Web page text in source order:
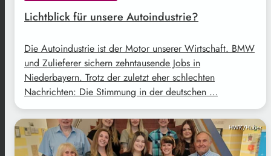
Lichtblick für unsere Autoindustrie?
Die Autoindustrie ist der Motor unserer Wirtschaft. BMW
und Zulieferer sichern zehntausende Jobs in
Niederbayern. Trotz der zuletzt eher schlechten
Nachrichten: Die Stimmung in der deutschen …
HWK/Huber